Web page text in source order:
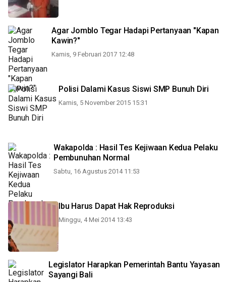
Agar Jomblo Tegar Hadapi Pertanyaan "Kapan
Kawin?"
Kamis, 9 Februari 2017 12:48
Polisi Dalami Kasus Siswi SMP Bunuh Diri
Kamis, 5 November 2015 15:31
Wakapolda : Hasil Tes Kejiwaan Kedua Pelaku
Pembunuhan Normal
Sabtu, 16 Agustus 2014 11:53
Ibu Harus Dapat Hak Reproduksi
Minggu, 4 Mei 2014 13:43
Legislator Harapkan Pemerintah Bantu Yayasan
Sayangi Bali